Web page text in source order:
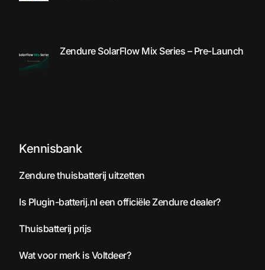
Zendure SolarFlow Mix Series – Pre-Launch
Kennisbank
Zendure thuisbatterij uitzetten
Is Plugin-batterij.nl een officiële Zendure dealer?
Thuisbatterij prijs
Wat voor merk is Voltdeer?